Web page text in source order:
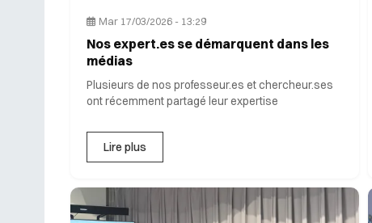
Mar 17/03/2026 - 13:29
Nos expert.es se démarquent dans les
médias
Plusieurs de nos professeur.es et chercheur.ses
ont récemment partagé leur expertise
Lire plus